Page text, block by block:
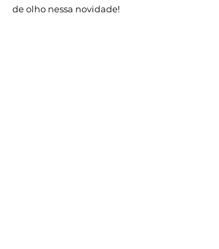
de olho nessa novidade!